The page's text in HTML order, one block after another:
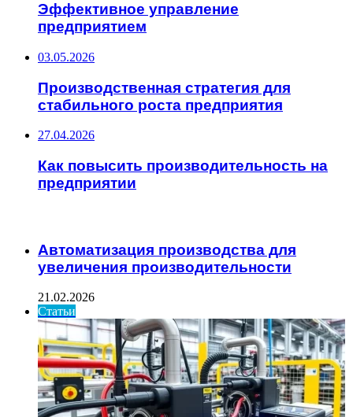
Эффективное управление
предприятием
03.05.2026
Производственная стратегия для
стабильного роста предприятия
27.04.2026
Как повысить производительность на
предприятии
Автоматизация производства для
увеличения производительности
21.02.2026
Статьи